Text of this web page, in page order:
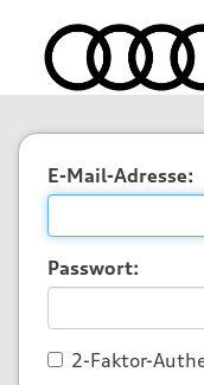
E-Mail-Adresse:
Passwort:
2-Faktor-